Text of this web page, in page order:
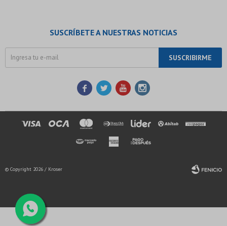
SUSCRÍBETE A NUESTRAS NOTICIAS
SUSCRIBIRME
   
© Copyright 2026 / Kroser